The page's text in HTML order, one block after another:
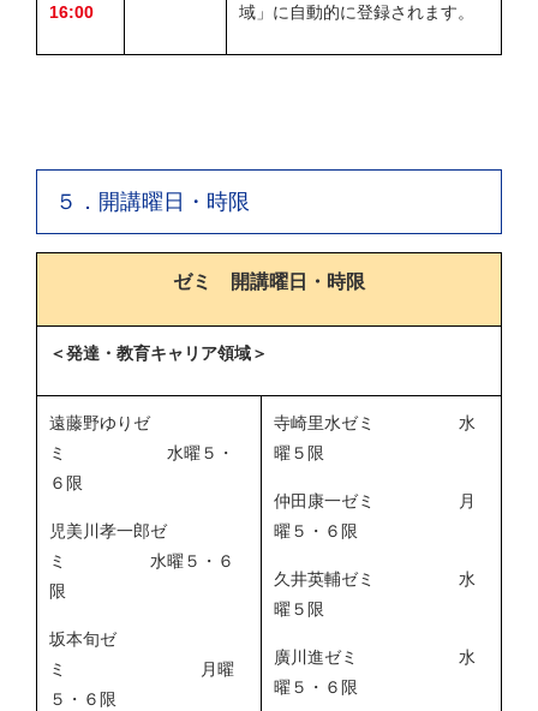
16:00
域」に自動的に登録されます。
５．開講曜日・時限
ゼミ 開講曜日・時限
＜発達・教育キャリア領域＞
遠藤野ゆりゼ
ミ 水曜５・
６限
児美川孝一郎ゼ
ミ 水曜５・６
限
坂本旬ゼ
ミ 月曜
５・６限
寺崎里水ゼミ 水
曜５限
仲田康一ゼミ 月
曜５・６限
久井英輔ゼミ 水
曜５限
廣川進ゼミ 水
曜５・６限